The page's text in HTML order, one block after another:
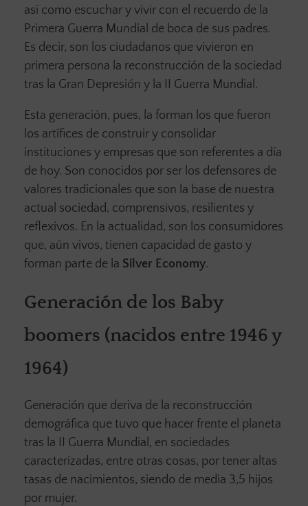
así como escuchar y vivir con el recuerdo de la
Primera Guerra Mundial de boca de sus padres.
Es decir, son los ciudadanos que vivieron en
primera persona la reconstrucción de la sociedad
tras la Gran Depresión y la II Guerra Mundial.
Esta generación, pues, la forman los que fueron
los artífices de construir y consolidar
instituciones y empresas que son referentes a día
de hoy. Son conocidos por ser los defensores de
valores tradicionales que son la base de nuestra
actual sociedad, comprensivos, resilientes y
reflexivos. En la actualidad, son los consumidores
que, aún vivos, tienen capacidad de gasto y
forman parte de la Silver Economy.
Generación de los Baby
boomers (nacidos entre 1946 y
1964)
Generación que deriva de la reconstrucción
demográfica que tuvo que hacer frente el planeta
tras la II Guerra Mundial, en sociedades
caracterizadas, entre otras cosas, por tener altas
tasas de nacimientos, siendo de media 3,5 hijos
por mujer.